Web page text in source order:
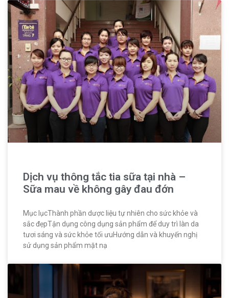
Dịch vụ thông tắc tia sữa tại nhà –
Sữa mau về không gây đau đớn
Mục lụcThành phần dược liệu tự nhiên cho sức khỏe và
sắc đẹpTận dụng công dụng sản phẩm để duy trì làn da
tươi sáng và sức khỏe tối ưuHướng dẫn và khuyến nghị
sử dụng sản phẩm mặt nạ